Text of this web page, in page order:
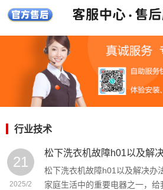
行业技术
21
2025/2
松下洗衣机故障h01以及解决办
家庭生活中的重要电器之一，给